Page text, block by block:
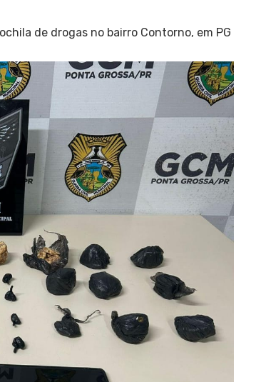
de drogas no bairro Contorno, em PG